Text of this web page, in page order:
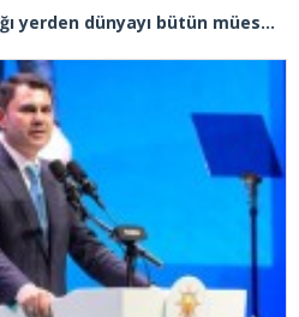
Selçuk Bayraktar: “Yıkıldığı yerden dünyayı bütün müesseseleriyle yeniden inşa etmek gerekiyor”